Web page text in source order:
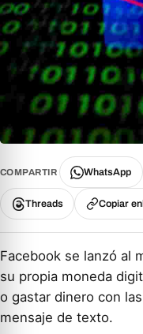
COMPARTIR WhatsApp
Threads Copiar
Facebook se lanzó al
su propia moneda
o gastar dinero con
mensaje de texto.